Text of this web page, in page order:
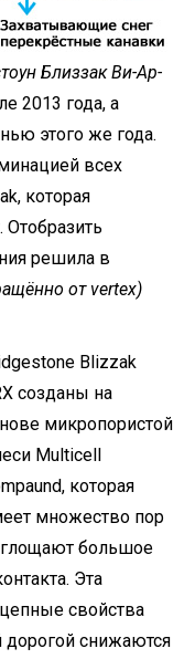
Близзак Ви-Ар-
2013 года, а
этого же года.
всех
которая
Отобразить
решила в
от vertex)
Blizzak
созданы на
микропористой
Multicell
которая
множество пор
большое
Эта
свойства
снижаются